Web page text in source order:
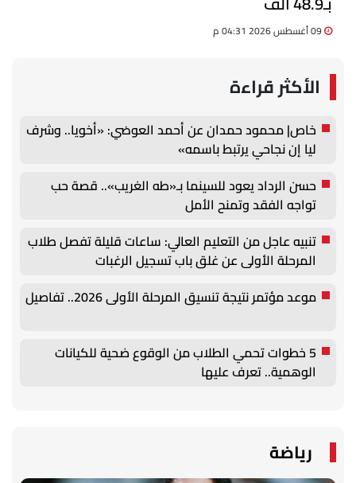
الأكثر قراءة
خاص| محمود حمدان عن أحمد العوضي: «أخويا.. وشرف
ليا إن نجاحي يرتبط باسمه»
حسن الرداد يعود للسينما بـ«طه الغريب».. قصة حب
تواجه الفقد وتمنح الأمل
تنبيه عاجل من التعليم العالي: ساعات قليلة تفصل طلاب
المرحلة الأولى عن غلق باب تسجيل الرغبات
موعد مؤتمر نتيجة تنسيق المرحلة الأولى 2026.. تفاصيل
5 خطوات تحمي الطلاب من الوقوع ضحية للكيانات
الوهمية.. تعرف عليها
رياضة